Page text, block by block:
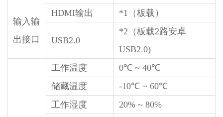
输入输
出接口
HDMI输出
*1（板载）
USB2.0
*2（板载2路安卓
USB2.0)
工作温度
0℃ ~ 40℃
储藏温度
-10℃ ~ 60℃
工作湿度
20% ~ 80%